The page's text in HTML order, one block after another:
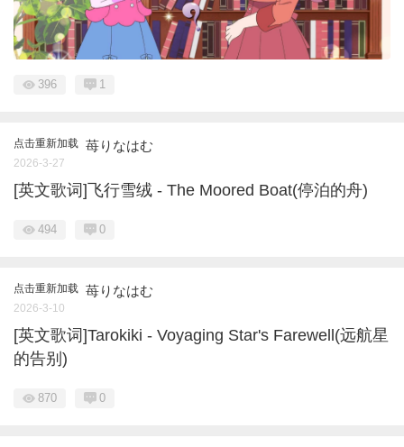
396 1
点击重新加载 苺りなはむ
2026-3-27
[英文歌词]飞行雪绒 - The Moored Boat(停泊的舟)
494 0
点击重新加载 苺りなはむ
2026-3-10
[英文歌词]Tarokiki - Voyaging Star's Farewell(远航星
的告别)
870 0